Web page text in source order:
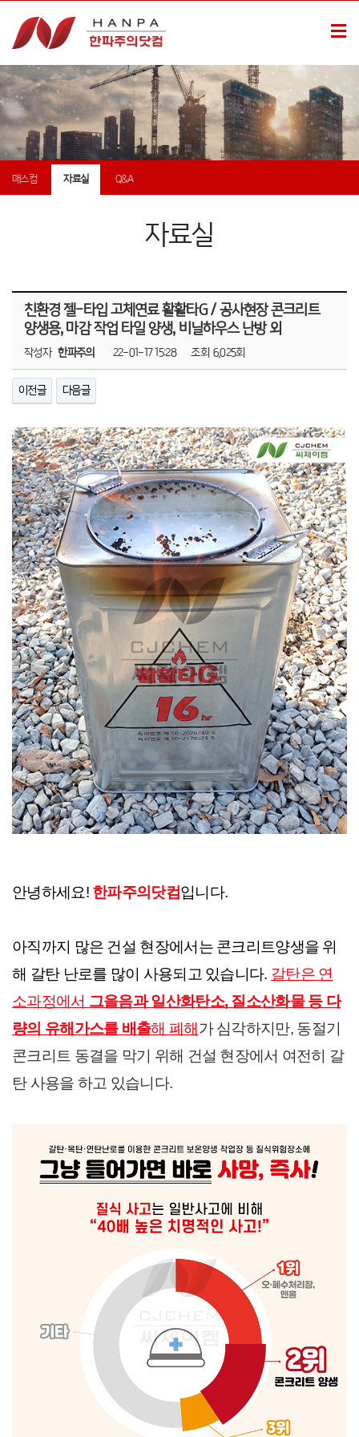
매스컴 자료실 Q&A
자료실
친환경 젤-타입 고체연료 활활타G / 공사현장 콘크리트
양생용, 마감 작업 타일 양생, 비닐하우스 난방 외
작성자 한파주의 22-01-17 15:28 조회 6,025회
이전글 다음글
안녕하세요! 한파주의닷컴입니다.
아직까지 많은 건설 현장에서는 콘크리트양생을 위
해 갈탄 난로를 많이 사용되고 있습니다. 갈탄은 연
소과정에서 그을음과 일산화탄소, 질소산화물 등 다
량의 유해가스를 배출해 폐해 가 심각하지만, 동절기
콘크리트 동결을 막기 위해 건설 현장에서 여전히 갈
탄 사용을 하고 있습니다.